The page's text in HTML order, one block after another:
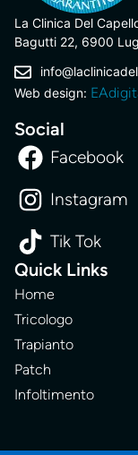
La Clinica Del
Bagutti 22, 6900
Web design:
Social
Facebook
Instagram
Tik Tok
Quick Links
Home
Tricologo
Trapianto
Patch
Infoltimento